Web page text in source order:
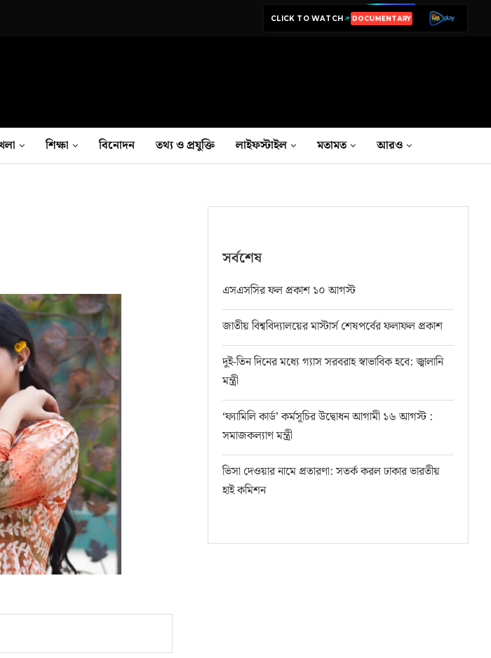
CLICK TO WATCH LIVE TV
শিক্ষা বিনোদন তথ‍্য ও প্রযুক্তি লাইফস্টাইল মতামত আরও
সর্বশেষ
এসএসসির ফল প্রকাশ ১০ আগস্ট
জাতীয় বিশ্ববিদ্যালয়ের মাস্টার্স শেষপর্বের ফলাফল প্রকাশ
দুই-তিন দিনের মধ্যে গ্যাস সরবরাহ স্বাভাবিক হবে: জ্বালানি
মন্ত্রী
‘ফ্যামিলি কার্ড’ কর্মসূচির উদ্বোধন আগামী ১৬ আগস্ট :
সমাজকল্যাণ মন্ত্রী
ভিসা দেওয়ার নামে প্রতারণা: সতর্ক করল ঢাকার ভারতীয়
হাই কমিশন